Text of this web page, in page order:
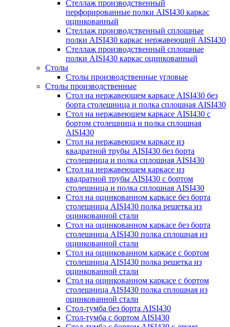
Стеллаж производственный
перфорированные полки AISI430 каркас
оцинкованный
Стеллаж производственный сплошные
полки AISI430 каркас нержавеющий AISI430
Стеллаж производственный сплошные
полки AISI430 каркас оцинкованный
Столы
Столы производственные угловые
Столы производственные
Стол на нержавеющем каркасе AISI430 без
борта столешница и полка сплошная AISI430
Стол на нержавеющем каркасе AISI430 с
бортом столешница и полка сплошная
AISI430
Стол на нержавеющем каркасе из
квадратной трубы AISI430 без борта
столешница и полка сплошная AISI430
Стол на нержавеющем каркасе из
квадратной трубы AISI430 с бортом
столешница и полка сплошная AISI430
Стол на оцинкованном каркасе без борта
столешница AISI430 полка решетка из
оцинкованной стали
Стол на оцинкованном каркасе без борта
столешница AISI430 полка сплошная из
оцинкованной стали
Стол на оцинкованном каркасе с бортом
столешница AISI430 полка решетка из
оцинкованной стали
Стол на оцинкованном каркасе с бортом
столешница AISI430 полка сплошная из
оцинкованной стали
Стол-тумба без борта AISI430
Стол-тумба с бортом AISI430